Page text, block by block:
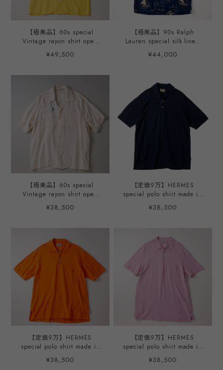
【極美品】60s special
Vintage rayon shirt open
collar shirt big size S/S
mint condition made in
ヴィンテージ シャツ レーヨ
ン オープンカラー シャツ
ビッグサイズ サイズ15H 実
バックプリント アメリカ製
¥49,500
【極美品】90s Ralph
Lauren special silk linen
open collar shirt navy mint
condition ／ 90年代 ラルフ
ツ 半袖 サイズM ネイビー
サマーシャツ 夏服 アロハ
¥44,000
【極美品】60s special
Vintage rayon shirt open
collar shirt big size S/S
mint condition made in
ヴィンテージ レーヨンシャ
ビッグサイズ サイズ16H 実
寸L サマーシャツ 刺繍 アメ
リカ製
¥38,500
【定価9万】HERMES
special polo shirt made in
Italy mint condition ／ ヴィ
ンテージ エルメス スペシャ
トコンディション
¥38,500
【定価9万】HERMES
special polo shirt made in
Italy mint condition ／ ヴィ
ンテージ エルメス スペシャ
¥38,500
【定価9万】HERMES
special polo shirt made in
Italy mint condition ／ ヴィ
ンテージ エルメス スペシャ
¥38,500